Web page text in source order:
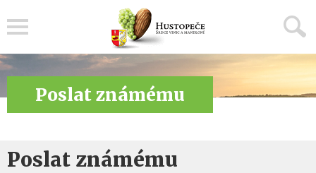
Poslat známému
Poslat známému